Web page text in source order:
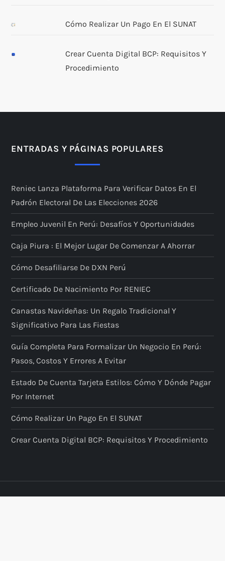
Cómo Realizar Un Pago En El SUNAT
Crear Cuenta Digital BCP: Requisitos Y
Procedimiento
ENTRADAS Y PÁGINAS POPULARES
Reniec Lanza Plataforma Para Verificar Datos En El
Padrón Electoral De Las Elecciones 2026
Empleo Juvenil En Perú: Desafíos Y Oportunidades
Caja Piura : El Mejor Lugar De Comenzar A Ahorrar
Cómo Desafiliarse De DXN Perú
Certificado De Nacimiento Por RENIEC
Canastas Navideñas: Un Regalo Tradicional Y
Significativo Para Las Fiestas
Guía Completa Para Formalizar Un Negocio En Perú:
Pasos, Costos Y Errores A Evitar
Estado De Cuenta Tarjeta Estilos: Cómo Y Dónde Pagar
Por Internet
Cómo Realizar Un Pago En El SUNAT
Crear Cuenta Digital BCP: Requisitos Y Procedimiento